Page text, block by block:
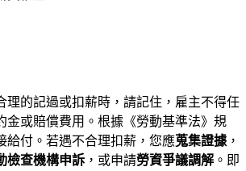
理的記過或扣薪時，請記住，雇主不得任
金或賠償費用。根據《勞動基準法》規
給付。若遇不合理扣薪，您應蒐集證據 ，
檢查機構申訴 ，或申請勞資爭議調解 。即